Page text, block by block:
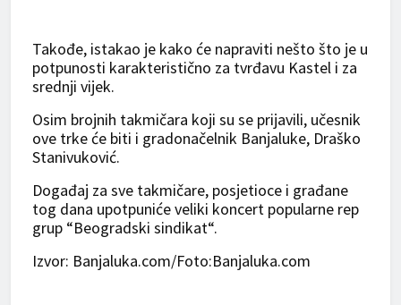
Takođe, istakao je kako će napraviti nešto što je u
potpunosti karakteristično za tvrđavu Kastel i za
srednji vijek.
Osim brojnih takmičara koji su se prijavili, učesnik
ove trke će biti i gradonačelnik Banjaluke, Draško
Stanivuković.
Događaj za sve takmičare, posjetioce i građane
tog dana upotpuniće veliki koncert popularne rep
grup “Beogradski sindikat“.
Izvor: Banjaluka.com/Foto:Banjaluka.com